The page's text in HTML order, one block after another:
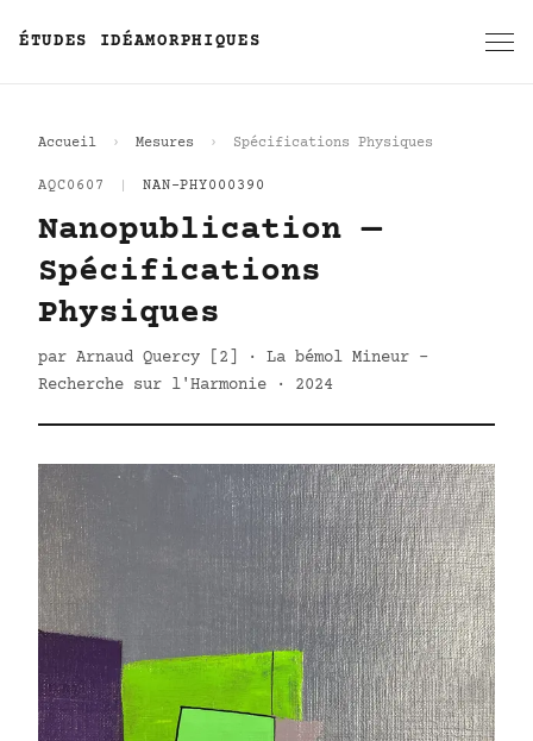
ÉTUDES IDÉAMORPHIQUES
Accueil Mesures Spécifications Physiques
AQC0607 NAN-PHY000390
Nanopublication —
Spécifications
Physiques
par Arnaud Quercy [2] · La bémol Mineur -
Recherche sur l'Harmonie · 2024